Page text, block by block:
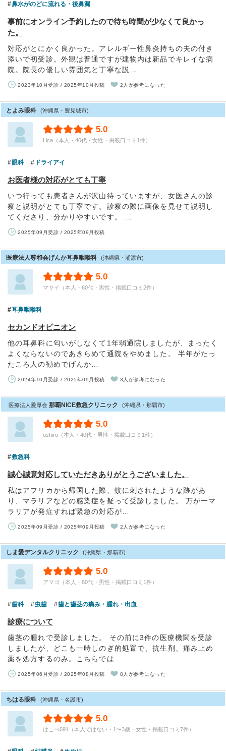
鼻水がのどに流れる・後鼻漏
事前にオンライン予約したので待ち時間が少なくて良かっ
た。
対応がとにかく良かった。アレルギー性鼻炎持ちの夫の付き
添いで初受診。外観は普通ですが建物内は新品でキレイな病
院。院長の優しい雰囲気と丁寧な説…
2023年10月受診 / 2025年10月投稿 2人が参考になった
とよみ眼科 (沖縄県・豊見城市)
5.0
Lica（本人・40代・女性・掲載口コミ1件）
眼科 ドライアイ
お医者様の対応がとても丁寧
いつ行っても患者さんが沢山待っていますが、女医さんの診
察と説明がとても丁寧です。診察の際に画像を見せて説明し
てくださり、分かりやすいです。 …
2025年09月受診 / 2025年09月投稿
医療法人尊和会げんか耳鼻咽喉科 (沖縄県・浦添市)
5.0
マサイ（本人・60代・男性・掲載口コミ2件）
耳鼻咽喉科
セカンドオピニオン
他の耳鼻科に匂いがしなくて1年弱通院しましたが、まったく
よくならないのであきらめて通院をやめました。 半年がたっ
たころ人の勧めでげんか…
2024年10月受診 / 2025年09月投稿 3人が参考になった
医療法人愛厚会 那覇NICE救急クリニック (沖縄県・那覇市)
5.0
oshiro（本人・40代・男性・掲載口コミ1件）
救急科
誠心誠意対応していただきありがとうございました。
私はアフリカから帰国した際、蚊に刺されたような跡があ
り、マラリアなどの感染症を疑って受診しました。 万が一マ
ラリアが発症すれば緊急の対応が…
2025年09月受診 / 2025年09月投稿 2人が参考になった
しま愛デンタルクリニック (沖縄県・那覇市)
5.0
アマゴ（本人・60代・男性・掲載口コミ1件）
歯科 虫歯 歯と歯茎の痛み・腫れ・出血
診療について
歯茎の腫れで受診しました。 その前に3件の医療機関を受診
しましたが、どこも一時しのぎ的処置で、抗生剤、痛み止め
薬を処方するのみ。こちらでは…
2025年06月受診 / 2025年08月投稿 8人が参考になった
ちはる眼科 (沖縄県・名護市)
5.0
はこべ691（本人ではない・1〜3歳・女性・掲載口コミ7件）